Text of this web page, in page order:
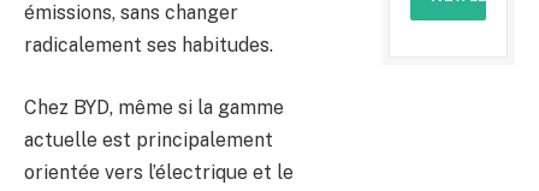
émissions, sans changer
radicalement ses habitudes.
Chez BYD, même si la gamme
actuelle est principalement
orientée vers l’électrique et le